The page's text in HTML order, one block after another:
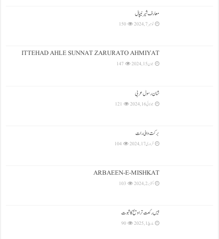
معارف شیرنیپال
نومبر 7, 2024 150
ITTEHAD AHLE SUNNAT ZARURATO AHMIYAT
جون 15, 2024 147
شان رسول عربی
جولائی 16, 2024 121
بركت والی رات
فروری 17, 2024 104
ARBAEEN-E-MISHKAT
اکتوبر 2, 2024 103
بیس رکعت تراویح کا ثبوت
مارچ 1, 2025 90